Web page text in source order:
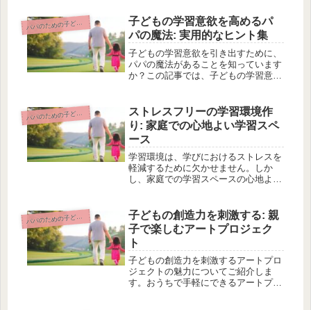
型の歴史施設やイベントもあり、家族
で楽しめるスポットがいくつも存在し
ま...
パパのための子どもの教育と学習サポート
子どもの学習意欲を高めるパ
パの魔法: 実用的なヒント集
子どもの学習意欲を引き出すために、
パパの魔法があることを知っています
か？この記事では、子どもの学習意欲
き出す質問術についてご紹介します。
学びのモチベーションを引き出す質問
の...
パパのための子どもの教育と学習サポート
ストレスフリーの学習環境作
り: 家庭での心地よい学習スペ
ース
学習環境は、学びにおけるストレスを
軽減するために欠かせません。しか
し、家庭での学習スペースの心地よさ
ーな学習環境作りについて紹介しま
す。まずは、適切な場所の選択が重要
です。...
パパのための子どもの教育と学習サポート
子どもの創造力を刺激する: 親
子で楽しむアートプロジェク
ト
子どもの創造力を刺激するアートプロ
ジェクトの魅力についてご紹介しま
す。おうちで手軽にできるアートプロ